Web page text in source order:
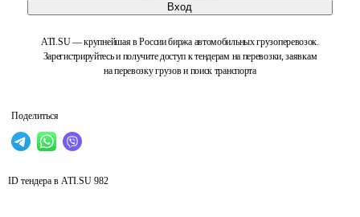
Вход
ATI.SU — крупнейшая в России биржа автомобильных грузоперевозок.
Зарегистрируйтесь и получите доступ к тендерам на перевозки, заявкам
на перевозку грузов и поиск транспорта
Поделиться
ID тендера в ATI.SU 982